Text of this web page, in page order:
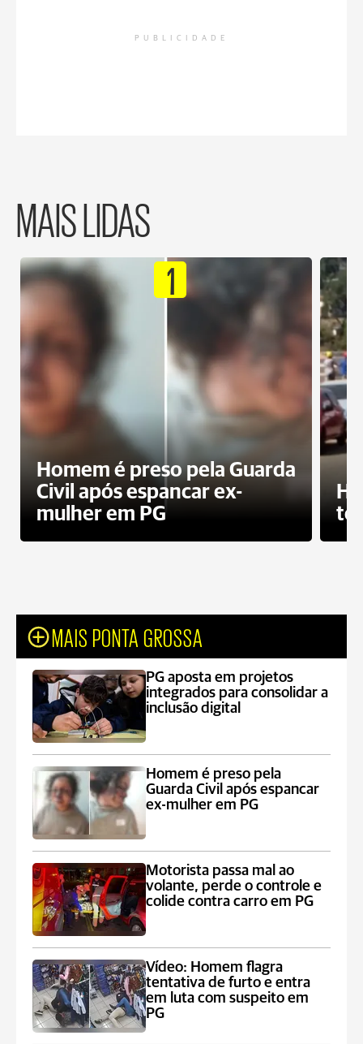
PUBLICIDADE
MAIS LIDAS
1
Homem é preso pela Guarda
Civil após espancar ex-
mulher em PG
MAIS PONTA GROSSA
PG aposta em projetos
integrados para consolidar a
inclusão digital
Homem é preso pela
Guarda Civil após espancar
ex-mulher em PG
Motorista passa mal ao
volante, perde o controle e
colide contra carro em PG
Vídeo: Homem flagra
tentativa de furto e entra
em luta com suspeito em
PG